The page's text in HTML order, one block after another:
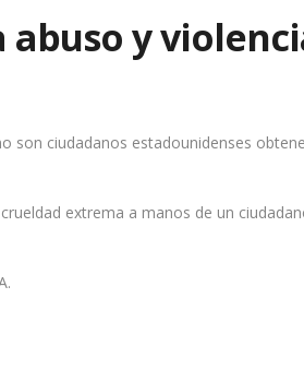
y
son ciudadanos estadounidenses
extrema a manos de un